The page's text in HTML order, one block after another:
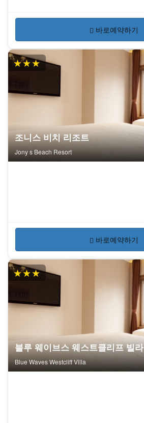
바로예약하기
★★★
조니스 비치 리조트
Jony s Beach Resort
바로예약하기
★★★
블루 웨이브스 웨스트클리프 빌라
Blue Waves Westcliff Villa